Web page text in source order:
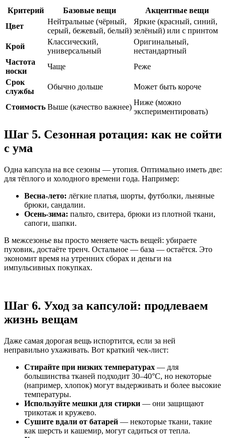
Критерий Базовые вещи
Акцентные вещи
Цвет
Нейтральные (чёрный,
серый, бежевый, белый)
Яркие (красный, синий,
зелёный) или с принтом
Крой
Классический,
универсальный
Оригинальный,
нестандартный
Частота
носки
Чаще
Реже
Срок
службы
Обычно дольше Может быть короче
Стоимость Выше (качество важнее)
Ниже (можно
экспериментировать)
Шаг 5. Сезонная ротация: как не сойти
с ума
Одна капсула на все сезоны — утопия. Оптимально иметь две:
для тёплого и холодного времени года. Например:
Весна-лето: лёгкие платья, шорты, футболки, льняные
брюки, сандалии.
Осень-зима: пальто, свитера, брюки из плотной ткани,
сапоги, шапки.
В межсезонье вы просто меняете часть вещей: убираете
пуховик, достаёте тренч. Остальное — база — остаётся. Это
экономит время на утренних сборах и деньги на
импульсивных покупках.
Шаг 6. Уход за капсулой: продлеваем
жизнь вещам
Даже самая дорогая вещь испортится, если за ней
неправильно ухаживать. Вот краткий чек-лист:
Стирайте при низких температурах — для
большинства тканей подходит 30–40°C, но некоторые
(например, хлопок) могут выдерживать и более высокие
температуры.
Используйте мешки для стирки — они защищают
трикотаж и кружево.
Сушите вдали от батарей — некоторые ткани, такие
как шерсть и кашемир, могут садиться от тепла.